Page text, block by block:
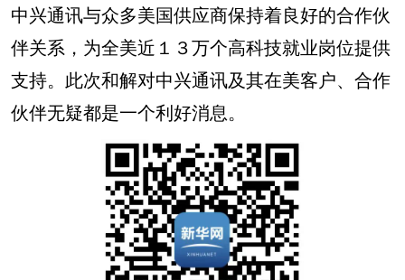
中兴通讯与众多美国供应商保持着良好的合作伙
伴关系，为全美近１３万个高科技就业岗位提供
支持。此次和解对中兴通讯及其在美客户、合作
伙伴无疑都是一个利好消息。